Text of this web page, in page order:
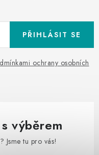
ochrany osobních
PŘIHLÁSIT SE
výběrem
Jsme tu pro vás!